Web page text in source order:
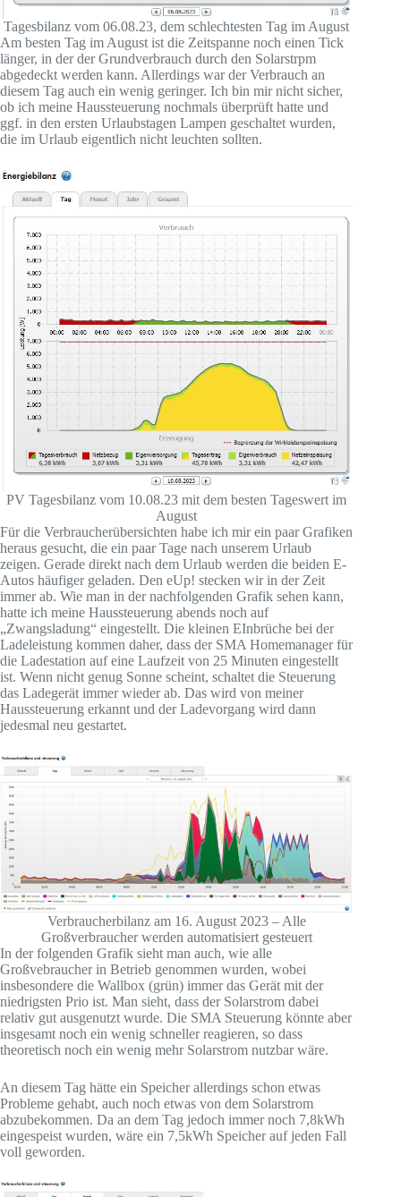
Tagesbilanz vom 06.08.23, dem schlechtesten Tag im August
Am besten Tag im August ist die Zeitspanne noch einen Tick
länger, in der der Grundverbrauch durch den Solarstrpm
abgedeckt werden kann. Allerdings war der Verbrauch an
diesem Tag auch ein wenig geringer. Ich bin mir nicht sicher,
ob ich meine Haussteuerung nochmals überprüft hatte und
ggf. in den ersten Urlaubstagen Lampen geschaltet wurden,
die im Urlaub eigentlich nicht leuchten sollten.
PV Tagesbilanz vom 10.08.23 mit dem besten Tageswert im
August
Für die Verbraucherübersichten habe ich mir ein paar Grafiken
heraus gesucht, die ein paar Tage nach unserem Urlaub
zeigen. Gerade direkt nach dem Urlaub werden die beiden E-
Autos häufiger geladen. Den eUp! stecken wir in der Zeit
immer ab. Wie man in der nachfolgenden Grafik sehen kann,
hatte ich meine Haussteuerung abends noch auf
„Zwangsladung“ eingestellt. Die kleinen EInbrüche bei der
Ladeleistung kommen daher, dass der SMA Homemanager für
die Ladestation auf eine Laufzeit von 25 Minuten eingestellt
ist. Wenn nicht genug Sonne scheint, schaltet die Steuerung
das Ladegerät immer wieder ab. Das wird von meiner
Haussteuerung erkannt und der Ladevorgang wird dann
jedesmal neu gestartet.
Verbraucherbilanz am 16. August 2023 – Alle
Großverbraucher werden automatisiert gesteuert
In der folgenden Grafik sieht man auch, wie alle
Großvebraucher in Betrieb genommen wurden, wobei
insbesondere die Wallbox (grün) immer das Gerät mit der
niedrigsten Prio ist. Man sieht, dass der Solarstrom dabei
relativ gut ausgenutzt wurde. Die SMA Steuerung könnte aber
insgesamt noch ein wenig schneller reagieren, so dass
theoretisch noch ein wenig mehr Solarstrom nutzbar wäre.
An diesem Tag hätte ein Speicher allerdings schon etwas
Probleme gehabt, auch noch etwas von dem Solarstrom
abzubekommen. Da an dem Tag jedoch immer noch 7,8kWh
eingespeist wurden, wäre ein 7,5kWh Speicher auf jeden Fall
voll geworden.